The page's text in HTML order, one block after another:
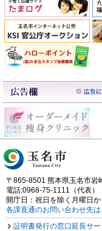
〒865-8501 熊本県玉名市岩
電話:0968-75-1111（代表）
開庁日：祝日を除く月曜日
各課直通のお問い合わせ先は
証明書発行の窓口延長サー